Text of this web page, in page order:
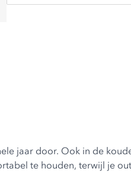
jaar door. Ook in de
te houden, terwijl je